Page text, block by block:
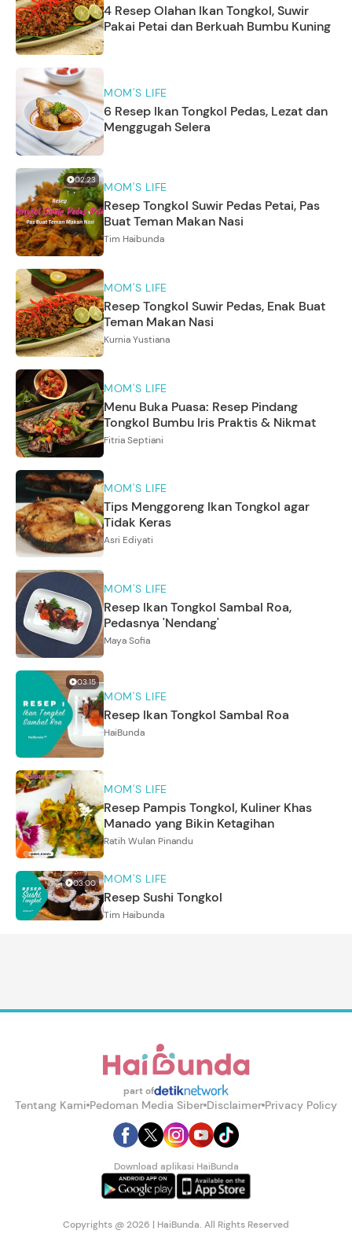
4 Resep Olahan Ikan Tongkol, Suwir
Pakai Petai dan Berkuah Bumbu Kuning
MOM'S LIFE
6 Resep Ikan Tongkol Pedas, Lezat dan
Menggugah Selera
02:23 MOM'S LIFE
Resep Tongkol Suwir Pedas Petai, Pas
Buat Teman Makan Nasi
Tim Haibunda
MOM'S LIFE
Resep Tongkol Suwir Pedas, Enak Buat
Teman Makan Nasi
Kurnia Yustiana
MOM'S LIFE
Menu Buka Puasa: Resep Pindang
Tongkol Bumbu Iris Praktis & Nikmat
Fitria Septiani
MOM'S LIFE
Tips Menggoreng Ikan Tongkol agar
Tidak Keras
Asri Ediyati
MOM'S LIFE
Resep Ikan Tongkol Sambal Roa,
Pedasnya 'Nendang'
Maya Sofia
03:15
MOM'S LIFE
Resep Ikan Tongkol Sambal Roa
HaiBunda
MOM'S LIFE
Resep Pampis Tongkol, Kuliner Khas
Manado yang Bikin Ketagihan
Ratih Wulan Pinandu
03:00 MOM'S LIFE
Resep Sushi Tongkol
Tim Haibunda
part of
Tentang Kami Pedoman Media Siber Disclaimer Privacy Policy
Download aplikasi HaiBunda
Copyrights @ 2026 | HaiBunda. All Rights Reserved